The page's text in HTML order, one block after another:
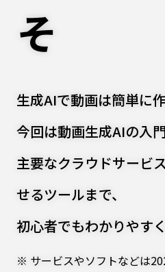
そ
生成AIで動画は簡単に
今回は動画生成AIの入門
主要なクラウドサービ
せるツールまで、
初心者でもわかりやす
※ サービスやソフトなどは